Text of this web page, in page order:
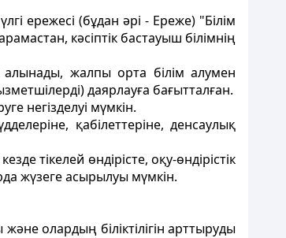
ережесi (бұдан әрi - Ереже) "Білім
кәсіптік бастауыш білімнiң
алынады, жалпы орта білім алумен
даярлауға бағытталған.
негiзделуi мүмкiн.
қабілеттерiне, денсаулық
тікелей өндiрiсте, оқу-өндiрiстiк
жүзеге асырылуы мүмкiн.
олардың білiктілігін арттыруды